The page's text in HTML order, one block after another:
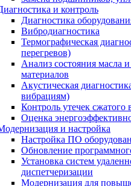
и контроль
Диагностика
Вибродиагностика
Термографическая
перегревов)
Анализ состояния масла
материалов
Акустическая
вибрациям)
Контроль утечек сжатого
Оценка
и настройка
Настройка ПО
Обновление
Установка систем
диспетчеризации
Модернизация для